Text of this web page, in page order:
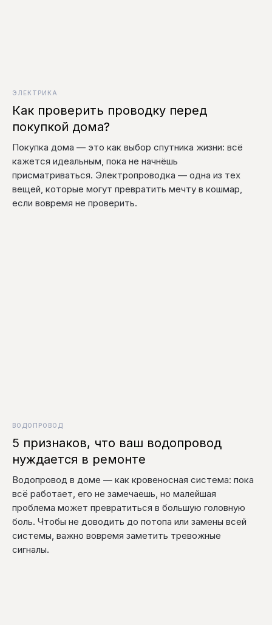
ЭЛЕКТРИКА
Как проверить проводку перед
покупкой дома?
Покупка дома — это как выбор спутника жизни: всё
кажется идеальным, пока не начнёшь
присматриваться. Электропроводка — одна из тех
вещей, которые могут превратить мечту в кошмар,
если вовремя не проверить.
ВОДОПРОВОД
5 признаков, что ваш водопровод
нуждается в ремонте
Водопровод в доме — как кровеносная система: пока
всё работает, его не замечаешь, но малейшая
проблема может превратиться в большую головную
боль. Чтобы не доводить до потопа или замены всей
системы, важно вовремя заметить тревожные
сигналы.